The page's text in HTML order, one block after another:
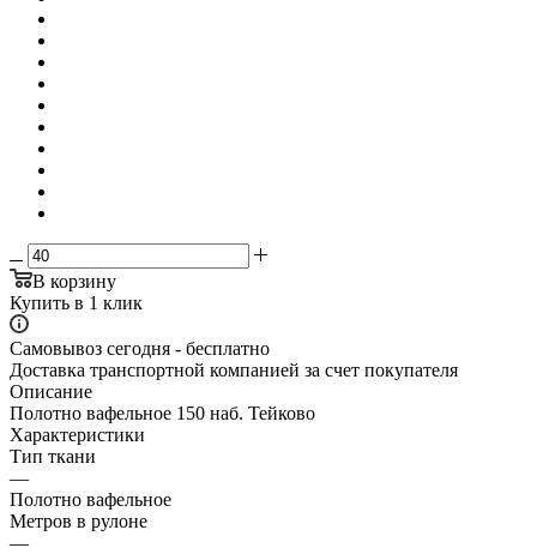
В корзину
Купить в 1 клик
Самовывоз сегодня - бесплатно
Доставка транспортной компанией за счет покупателя
Описание
Полотно вафельное 150 наб. Тейково
Характеристики
Тип ткани
—
Полотно вафельное
Метров в рулоне
—